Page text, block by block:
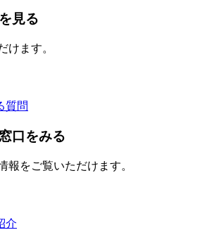
見る
けます。
質問
口をみる
報をご覧いただけます。
介